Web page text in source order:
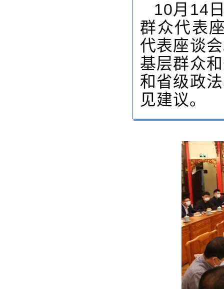
10月14
群众代表
代表座谈
基层群众
和省级政
见建议。